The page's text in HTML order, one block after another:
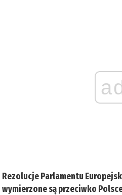
Rezolucje Parlamentu
wymierzone są przeciwko